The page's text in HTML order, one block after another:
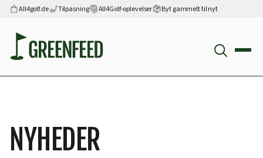
All4golf.de Tilpasning All4Golf-oplevelser Byt gammelt til nyt
NYHEDER